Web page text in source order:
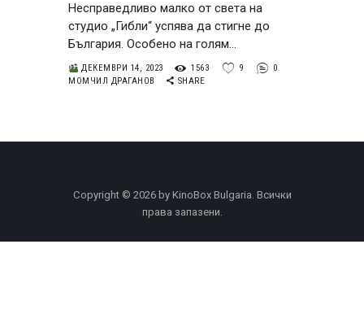
Несправедливо малко от света на
студио „Гибли“ успява да стигне до
България. Особено на голям…
ДЕКЕМВРИ 14, 2023 1563 9
0
МОМЧИЛ ДРАГАНОВ
SHARE
Copyright © 2026 by KinoBox Bulgaria. Всички
права запазени.